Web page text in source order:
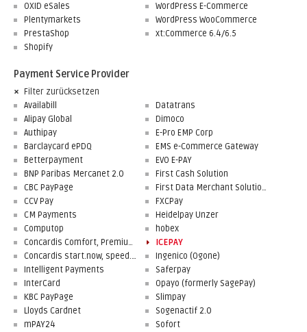
OXID eSales
Plentymarkets
PrestaShop
Shopify
WordPress E-Commerce
WordPress WooCommerce
xt:Commerce 6.4/6.5
Payment Service Provider
Filter zurücksetzen
Availabill
Alipay Global
Authipay
Barclaycard ePDQ
Betterpayment
BNP Paribas Mercanet 2.0
CBC PayPage
CCV Pay
CM Payments
Computop
Concardis Comfort, Premium, Professional
Concardis start.now, speed.up, flex.pro
Datatrans
Dimoco
E-Pro EMP Corp
EMS e-Commerce Gateway
EVO E-PAY
First Cash Solution
First Data Merchant Solutions
FXCPay
Heidelpay Unzer
hobex
ICEPAY
Ingenico (Ogone)
Intelligent Payments
InterCard
KBC PayPage
Lloyds Cardnet
mPAY24
Saferpay
Opayo (formerly SagePay)
Slimpay
Sogenactif 2.0
Sofort